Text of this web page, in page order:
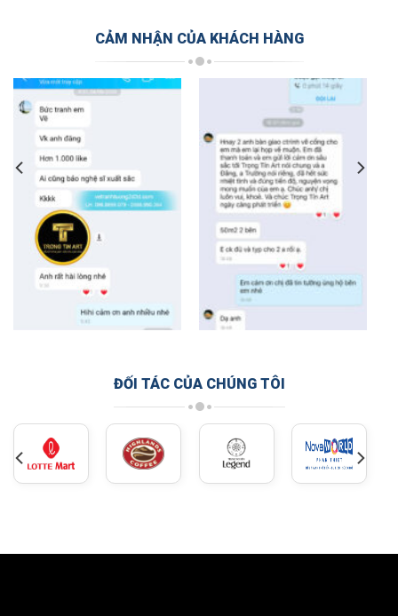
CẢM NHẬN CỦA KHÁCH HÀNG
ĐỐI TÁC CỦA CHÚNG TÔI